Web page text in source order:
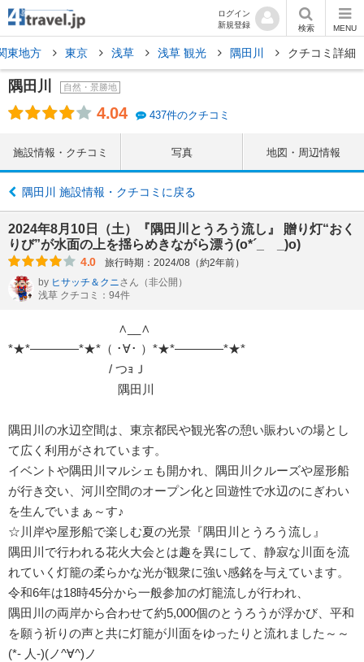
ログイン
新規登録
検索 MENU
東地方 東京 浅草 浅草 観光 隅田川 クチコミ詳細
隅田川 自然・景勝地
4.04 437件のクチコミ
施設情報・クチコミ 写真 地図・周辺情報
隅田川 施設情報・クチコミに戻る
2024年8月10日（土）『隅田川とうろう流し』 贈り灯“おく
りび”が水面の上を揺らめきながら漂う(o*´_ _)o)
4.0
旅行時期：2024/08（約2年前）
by ヒサッチ＆クニさん （非公開）
浅草 クチコミ：94件
∧__∧
*★*――――*★*（ ･∀･ ）*★*――――*★*
/ つｮＪ
隅田川
隅田川の水辺空間は、東京都民や観光客の憩い賑わいの場とし
て広く利用がされています。
イベントや隅田川マルシェも開かれ、隅田川クルーズや屋形船
が行き交い、河川空間のオープン化と回遊性で水辺のにぎわい
を生んでいまぁ～す♪
☆川岸や屋形船で楽しむ夏の光景『隅田川とうろう流し』
隅田川で行われる花火大会とは趣を異にして、静寂な川面を流
れていく灯籠の柔らかな光が観衆に強い感銘を与えています。
令和6年は18時45分から一般参加の灯籠流しが行われ、
隅田川の両岸から合わせて約5,000個のとうろうが浮かび、平和
を願う祈りの声と共に灯籠が川面をゆったりと流れました～～
(*- 人-)(ノ^∀^)ノ